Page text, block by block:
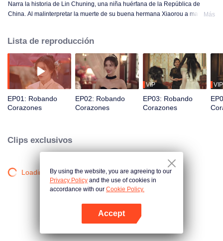
Narra la historia de Lin Chuning, una niña huérfana de la República de
China. Al malinterpretar la muerte de su buena hermana Xiaorou a manosMás
Lista de reproducción
EP01: Robando
Corazones
EP02: Robando
Corazones
VIP
EP03: Robando
Corazones
VIP
Clips exclusivos
Loading…By using the website, you are agreeing to our
Privacy Policy and the use of cookies in
accordance with our Cookie Policy.
Accept